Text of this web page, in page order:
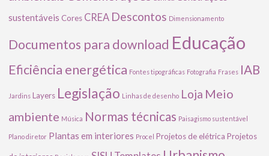
sustentáveis Cores CREA Descontos Dimensionamento
Documentos para download Educação
Eficiência energética Fontes tipográficas Fotografia Frases IAB
Jardins Layers Legislação Linhas de desenho Loja Meio
ambiente Música Normas técnicas Paisagismo sustentável
Plano diretor Plantas em interiores Procel Projetos de elétrica Projetos